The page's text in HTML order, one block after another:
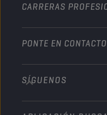
CARRERAS
PONTE EN
+32 3 870 00 20
SÍGUENOS